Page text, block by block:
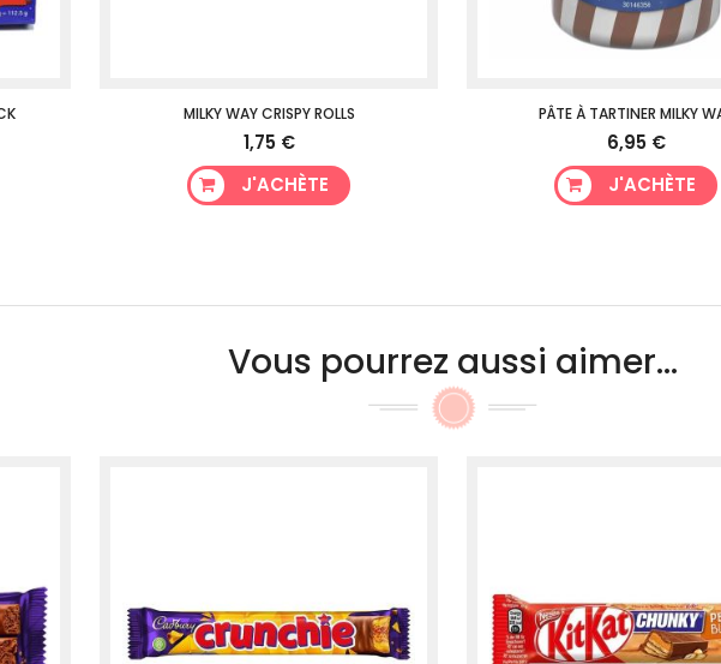
MILKY WAY CRISPY ROLLS
1,75 €
J'ACHÈTE
PÂTE À TARTINER MILKY
6,95 €
J'ACHÈTE
Vous pourrez aussi aimer...